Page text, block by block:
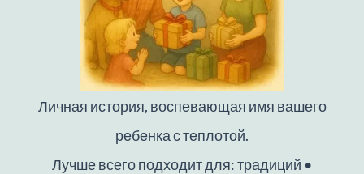
Личная история, воспевающая имя вашего
ребенка с теплотой.
Лучше всего подходит для: традиций •